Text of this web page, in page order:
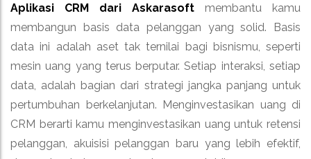
Aplikasi CRM dari Askarasoft membantu kamu
membangun basis data pelanggan yang solid. Basis
data ini adalah aset tak ternilai bagi bisnismu, seperti
mesin uang yang terus berputar. Setiap interaksi, setiap
data, adalah bagian dari strategi jangka panjang untuk
pertumbuhan berkelanjutan. Menginvestasikan uang di
CRM berarti kamu menginvestasikan uang untuk retensi
pelanggan, akuisisi pelanggan baru yang lebih efektif,